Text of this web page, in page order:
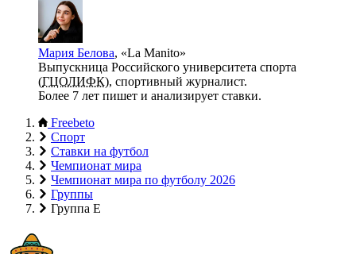
Мария Белова, «La Manito»
Выпускница Российского университета спорта
(ГЦОЛИФК), спортивный журналист.
Более 7 лет пишет и анализирует ставки.
Freebeto
Спорт
Ставки на футбол
Чемпионат мира
Чемпионат мира по футболу 2026
Группы
Группа E